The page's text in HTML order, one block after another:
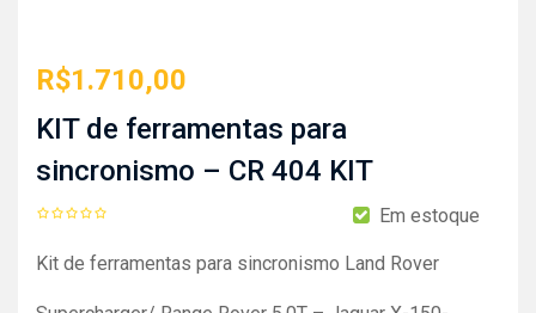
R$1.710,00
KIT de ferramentas para
sincronismo – CR 404 KIT
Em estoque
Kit de ferramentas para sincronismo Land Rover